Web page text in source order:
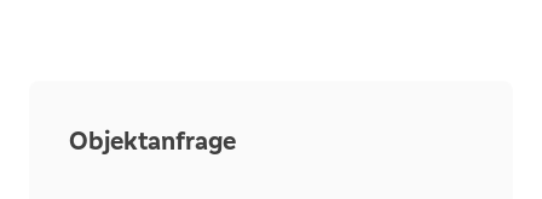
Objektanfrage